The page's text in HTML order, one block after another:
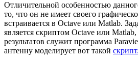
Отличительной особенностью
то, что он не имеет своего
встраивается в Octave или Matlab.
является скриптом Octave или
результатов служит программа
антенну моделирует вот такой скрипт.